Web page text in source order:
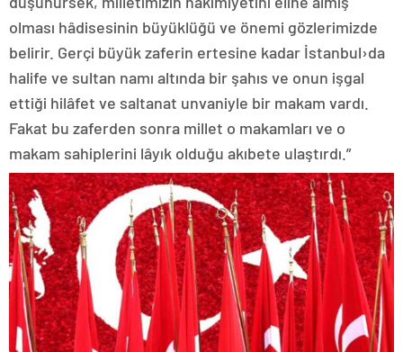
olması hâdisesinin büyüklüğü ve önemi gözlerimizde
belirir. Gerçi büyük zaferin ertesine kadar İstanbul›da
halife ve sultan namı altında bir şahıs ve onun işgal
ettiği hilâfet ve saltanat unvaniyle bir makam vardı.
Fakat bu zaferden sonra millet o makamları ve o
makam sahiplerini lâyık olduğu akıbete ulaştırdı.”